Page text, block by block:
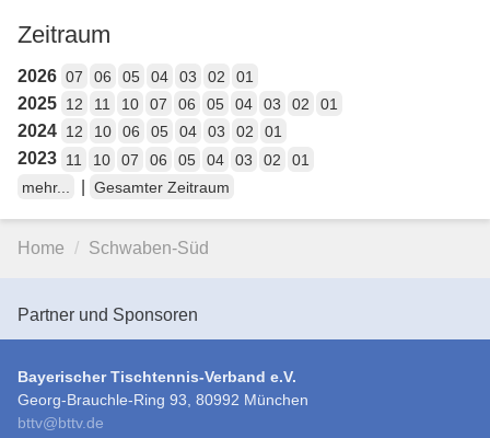
Zeitraum
2026 07 06 05 04 03 02 01
2025 12 11 10 07 06 05 04 03 02 01
2024 12 10 06 05 04 03 02 01
2023 11 10 07 06 05 04 03 02
01
mehr...
Gesamter Zeitraum
Home Schwaben-Süd
Partner und Sponsoren
Bayerischer Tischtennis-Verband e.V.
Georg-Brauchle-Ring 93, 80992 München
bttv@bttv.de